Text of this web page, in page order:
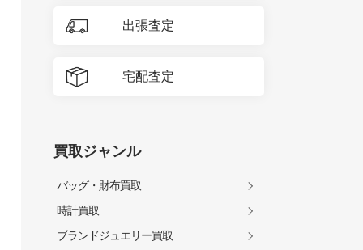
出張査定
宅配査定
買取ジャンル
バッグ・財布買取
時計買取
ブランドジュエリー買取